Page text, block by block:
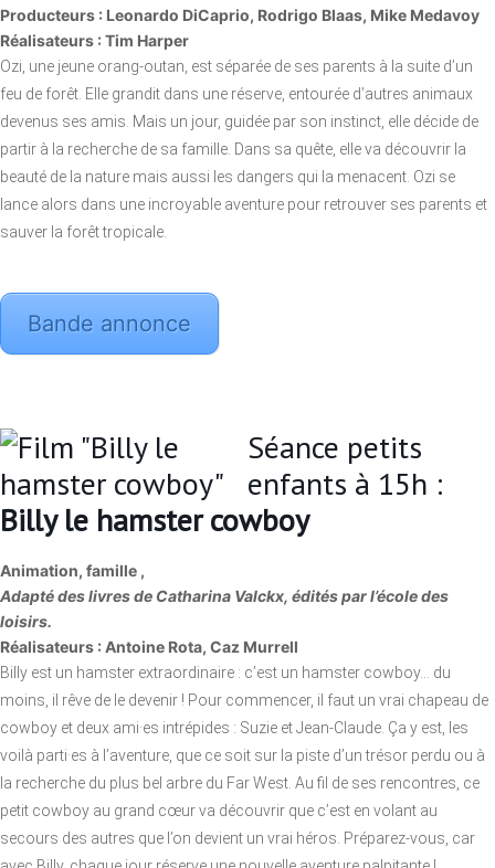
Producteurs : Leonardo DiCaprio, Rodrigo Blaas, Mike Medavoy
Réalisateurs : Tim Harper
Ozi, une jeune orang-outan, est séparée de ses parents à la suite d’un
feu de forêt. Elle grandit dans une réserve, entourée d’autres animaux
devenus ses amis. Mais un jour, guidée par son instinct, elle décide de
partir à la recherche de sa famille. Dans sa quête, elle va découvrir la
beauté de la nature mais aussi les dangers qui la menacent. Ozi se
lance alors dans une incroyable aventure pour retrouver ses parents et
sauver la forêt tropicale.
Bande annonce
Séance petits
enfants à 15h :
Billy le hamster cowboy
Animation, famille ,
Adapté des livres de Catharina Valckx, édités par l’école des
loisirs.
Réalisateurs : Antoine Rota, Caz Murrell
Billy est un hamster extraordinaire : c’est un hamster cowboy… du
moins, il rêve de le devenir ! Pour commencer, il faut un vrai chapeau de
cowboy et deux ami·es intrépides : Suzie et Jean-Claude. Ça y est, les
voilà parti·es à l’aventure, que ce soit sur la piste d’un trésor perdu ou à
la recherche du plus bel arbre du Far West. Au fil de ses rencontres, ce
petit cowboy au grand cœur va découvrir que c’est en volant au
secours des autres que l’on devient un vrai héros. Préparez-vous, car